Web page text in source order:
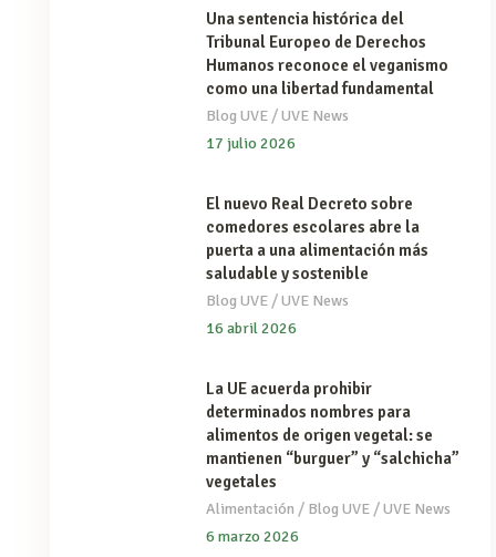
Una sentencia histórica del
Tribunal Europeo de Derechos
Humanos reconoce el veganismo
como una libertad fundamental
Blog UVE/UVE News
17 julio 2026
El nuevo Real Decreto sobre
comedores escolares abre la
puerta a una alimentación más
saludable y sostenible
Blog UVE/UVE News
16 abril 2026
La UE acuerda prohibir
determinados nombres para
alimentos de origen vegetal: se
mantienen “burguer” y “salchicha”
vegetales
Alimentación / Blog UVE/UVE News
6 marzo 2026